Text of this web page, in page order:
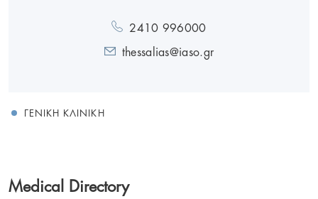
2410 996000
thessalias@iaso.gr
ΓΕΝΙΚΉ ΚΛΙΝΙΚΉ
Medical Directory